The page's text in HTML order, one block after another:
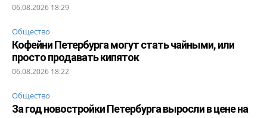
06.08.2026 18:29
Общество
Кофейни Петербурга могут стать чайными, или
просто продавать кипяток
06.08.2026 18:22
Общество
За год новостройки Петербурга выросли в цене на